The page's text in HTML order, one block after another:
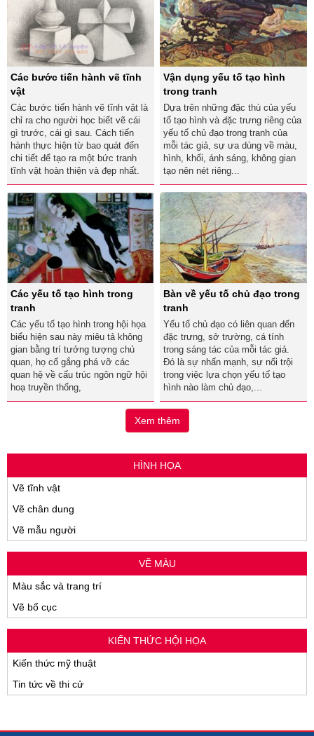
Các bước tiến hành vẽ tĩnh
vật
Các bước tiến hành vẽ tĩnh vật là
chỉ ra cho người học biết vẽ cái
gì trước, cái gì sau. Cách tiến
hành thực hiện từ bao quát đến
chi tiết để tạo ra một bức tranh
tĩnh vật hoàn thiện và đẹp nhất.
Vận dụng yếu tố tạo hình
trong tranh
Dựa trên những đặc thù của yếu
tố tạo hình và đặc trưng riêng của
yếu tố chủ đạo trong tranh của
mỗi tác giả, sự ưa dùng về màu,
hình, khối, ánh sáng, không gian
tạo nên nét riêng...
Các yếu tố tạo hình trong
tranh
Các yếu tố tạo hình trong hội họa
biểu hiện sau này miêu tả không
gian bằng trí tưởng tượng chủ
quan, họ cố gắng phá vỡ các
quan hệ về cấu trúc ngôn ngữ hội
hoạ truyền thống,
Bàn về yếu tố chủ đạo trong
tranh
Yếu tố chủ đạo có liên quan đến
đặc trưng, sở trường, cá tính
trong sáng tác của mỗi tác giả.
Đó là sự nhấn mạnh, sự nổi trội
trong việc lựa chọn yếu tố tạo
hình nào làm chủ đạo,...
Xem thêm
HÌNH HỌA
Vẽ tĩnh vật
Vẽ chân dung
Vẽ mẫu người
VẼ MÀU
Màu sắc và trang trí
Vẽ bố cục
KIẾN THỨC HỘI HỌA
Kiến thức mỹ thuật
Tin tức về thi cử